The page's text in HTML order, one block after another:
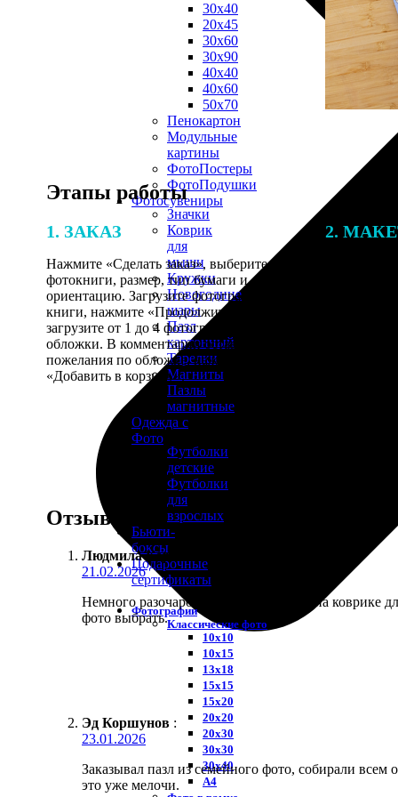
30х40
20х45
30х60
30х90
40х40
40х60
50х70
Пенокартон
Модульные
картины
ФотоПостеры
ФотоПодушки
Фотоcувениры
Значки
Коврик
для
мыши
Кружки
Новогодние
шары
Пазл
картонный
Тарелки
Магниты
Пазлы
магнитные
Одежда с
Фото
Футболки
детские
Футболки
для
взрослых
Бьюти-
боксы
Подарочные
сертификаты
Фотографии
Классические фото
10х10
10х15
13х18
15х15
15х20
20х20
20х30
30х30
30х40
А4
Этапы работы
1. ЗАКАЗ
Нажмите «Сделать заказ», выберите тип
фотокниги, размер, тип бумаги и
ориентацию. Загрузите фотографии для
книги, нажмите «Продолжить» и
загрузите от 1 до 4 фотографий для
обложки. В комментарии оставьте свои
пожелания по обложке, нажмите
«Добавить в корзину».
2.
Отзывы
Людмила Корнеева
21.02.2026
Немного разочаровала цветопередача на
фото выбрать.
Эд Коршунов :
23.01.2026
Заказывал пазл из семейного фото, собирали
это уже мелочи.